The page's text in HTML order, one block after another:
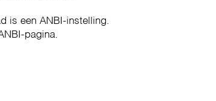
is een ANBI-instelling.
pagina.